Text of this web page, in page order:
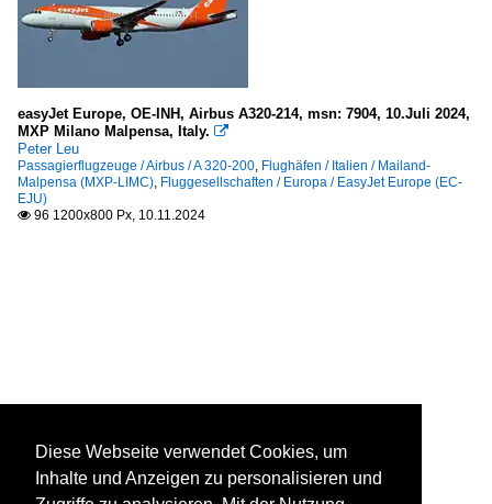
easyJet Europe, OE-INH, Airbus A320-214, msn: 7904, 10.Juli 2024,
MXP Milano Malpensa, Italy. 
Peter Leu
Passagierflugzeuge / Airbus / A 320-200, Flughäfen / Italien / Mailand-
Malpensa (MXP-LIMC), Fluggesellschaften / Europa / EasyJet Europe (EC-
EJU)
 96 1200x800 Px, 10.11.2024
Diese Webseite verwendet Cookies, um
Inhalte und Anzeigen zu personalisieren und